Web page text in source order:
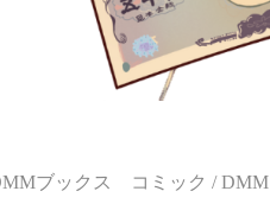
ブックス コミック /